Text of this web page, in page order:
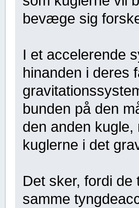
bevæge sig
I et accelerende
hinanden i deres
bunden på den
den anden
kuglerne i det
Det sker, fordi
samme